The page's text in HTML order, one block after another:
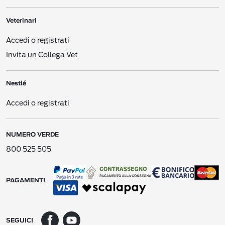
network come Facebook (“Siti web”).
Siti/app di Nestlé per cellulare
E-mail, testi e altri messaggi elettronici
Moduli di registrazione offline
Interazioni pubblicitarie
esempio, potremmo ricevere informazioni su una vostra possibile interazione
Dati creati da noi. Nel contesto delle nostre relazioni, potremmo creare alcuni
Dati Personali che si riferiscono a voi (ad esempio dati che si riferiscono ai vostri
acquisti ricavati dai nostri siti web).
di mercato (se il feedback non viene raccolto in forma anonima), aggregatori di
dati, partner di Nestlé nelle promozioni, fonti pubbliche e dati ricevuti a seguito
Veterinari
Accedi o registrati
Invita un Collega Vet
Nestlé
Accedi o registrati
NUMERO VERDE
800 525 505
PAGAMENTI
SEGUICI